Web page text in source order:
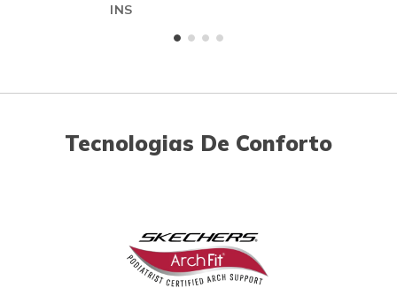
INS
Tecnologias De Conforto